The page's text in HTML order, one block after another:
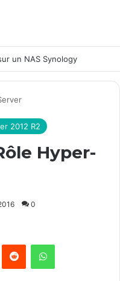
2012 R2
Hyper-
0